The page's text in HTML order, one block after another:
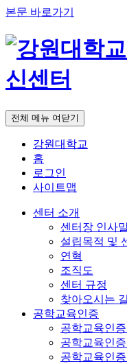
본문 바로가기
전체 메뉴 여닫기
강원대학교
홈
로그인
사이트맵
센터 소개
센터장 인사
설립목적 및
연혁
조직도
센터 규정
찾아오시는 길
공학교육인증
공학교육인
공학교육인
공학교육인